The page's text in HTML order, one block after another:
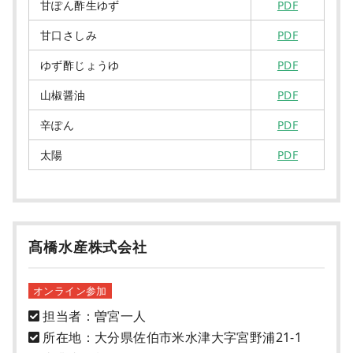
甘ぽん酢生ゆず
PDF
甘口さしみ
PDF
ゆず酢じょうゆ
PDF
山椒醤油
PDF
辛ぽん
PDF
太陽
PDF
髙橋水産株式会社
オンライン参加
担当者：曽宮一人
所在地：大分県佐伯市米水津大字宮野浦21-1